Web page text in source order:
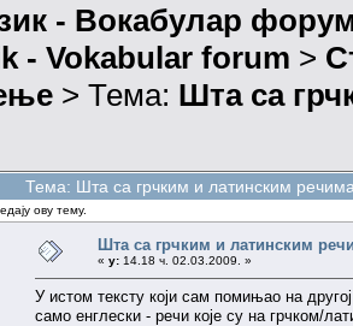
- Вокабулар
- Vokabular forum >
> Тема: Шта са
Тема: Шта са грчким и латинским
ову тему.
Шта са грчким и латинским
« у: 14.18 ч. 02.03.2009. »
У истом тексту који сам помињао на
само енглески - речи које су на грчком/